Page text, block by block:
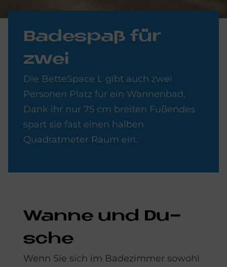
Ba­de­spaß für
zwei
Die BetteSpace L gibt auch zwei
Personen Platz für ein Wannenbad.
Dank ihr nur 75 cm breiten Fußendes
spart sie fast einen halben
Quadratmeter Raum ein.
Wan­ne und Du­
sche
Wenn Sie sich im Badezimmer sowohl